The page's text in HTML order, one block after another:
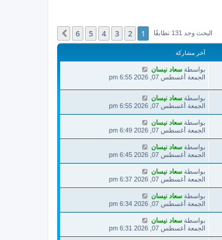
البحث وجد 131 تطابقًا 1
2
3
4
5
6 التالي
آخر مشاركة
بواسطة سعاد نيسان
الجمعة أغسطس 07, 2026 6:55 pm
بواسطة سعاد نيسان
الجمعة أغسطس 07, 2026 6:55 pm
بواسطة سعاد نيسان
الجمعة أغسطس 07, 2026 6:49 pm
بواسطة سعاد نيسان
الجمعة أغسطس 07, 2026 6:45 pm
بواسطة سعاد نيسان
الجمعة أغسطس 07, 2026 6:37 pm
بواسطة سعاد نيسان
الجمعة أغسطس 07, 2026 6:34 pm
بواسطة سعاد نيسان
الجمعة أغسطس 07, 2026 6:31 pm